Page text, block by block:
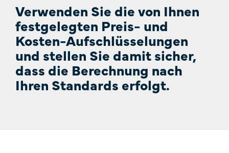
Verwenden Sie die von Ihnen
festgelegten Preis- und
Kosten-Aufschlüsselungen
und stellen Sie damit sicher,
dass die Berechnung nach
Ihren Standards erfolgt.